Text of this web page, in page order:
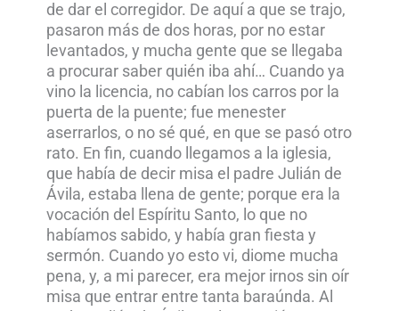
de dar el corregidor. De aquí a que se trajo,
pasaron más de dos horas, por no estar
levantados, y mucha gente que se llegaba
a procurar saber quién iba ahí… Cuando ya
vino la licencia, no cabían los carros por la
puerta de la puente; fue menester
aserrarlos, o no sé qué, en que se pasó otro
rato. En fin, cuando llegamos a la iglesia,
que había de decir misa el padre Julián de
Ávila, estaba llena de gente; porque era la
vocación del Espíritu Santo, lo que no
habíamos sabido, y había gran fiesta y
sermón. Cuando yo esto vi, diome mucha
pena, y, a mi parecer, era mejor irnos sin oír
misa que entrar entre tanta baraúnda. Al